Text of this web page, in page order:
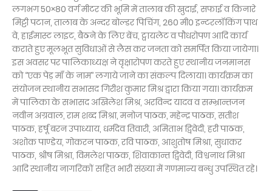
लगभग 50×80 वर्ग मीटर की भूमि में तालाब की खुदाई, सफाई व किनारे
मिट्टी पटान, तालाब के अन्दर बोल्डर पिचिंग, 260 मी0 इन्टरलॉकिंग पाथ
वे, हाईमास्ट लाइट, बैठने के लिए बेंच, ट्वायलेट व पौधरोपण आदि कार्य
कराते हुए मूलभूत सुविधाओं से लैस कर जनता को समर्पित किया जायेगा।
इस अवसर पर पालिकाध्यक्ष ने वृक्षारोपण करते हुए स्थानीय जनमानस
को ‘‘एक पेड़ मॉं के नाम’’ लगाये जाने का संकल्प दिलाया। कार्यक्रम का
संयोजन स्थानीय सभासद गिरीश कुमार मिश्र द्वारा किया गया। कार्यक्रम
में पालिका के सभासद अखिलेश मिश्र, अरविन्द यादव व सम्भ्रान्तजन
नवीन अग्रवाल, राम शब्द मिश्रा, मनोज पाठक, महेन्द्र पाठक, सतीश
पाठक, हर्षू बरन उपाध्याय, धर्मदेव तिवारी, अमिताभ द्विवेदी, हरी पाठक,
अशोक पाण्डेय, गोकरन पाठक, रवि पाठक, आशुतोष मिश्रा, सुधाकर
पाठक, श्रीष मिश्रा, विमलेश पाठक, शिवाकान्त द्विवेदी, विश्वनाथ मिश्रा
आदि स्थानीय नागरिकों सहित भारी संख्या में गणमान्य बन्धु उपस्थित रहे।